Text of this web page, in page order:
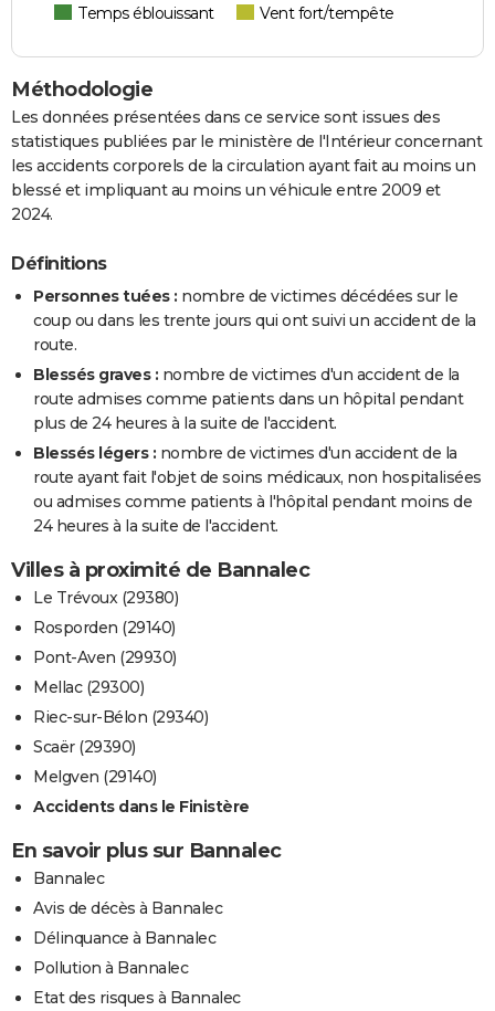
Temps éblouissant
Vent fort/tempête
Méthodologie
Les données présentées dans ce service sont issues des
statistiques publiées par le ministère de l'Intérieur concernant
les accidents corporels de la circulation ayant fait au moins un
blessé et impliquant au moins un véhicule entre 2009 et
2024.
Définitions
Personnes tuées : nombre de victimes décédées sur le
coup ou dans les trente jours qui ont suivi un accident de la
route.
Blessés graves : nombre de victimes d'un accident de la
route admises comme patients dans un hôpital pendant
plus de 24 heures à la suite de l'accident.
Blessés légers : nombre de victimes d'un accident de la
route ayant fait l'objet de soins médicaux, non hospitalisées
ou admises comme patients à l'hôpital pendant moins de
24 heures à la suite de l'accident.
Villes à proximité de Bannalec
Le Trévoux (29380)
Rosporden (29140)
Pont-Aven (29930)
Mellac (29300)
Riec-sur-Bélon (29340)
Scaër (29390)
Melgven (29140)
Accidents dans le Finistère
En savoir plus sur Bannalec
Bannalec
Avis de décès à Bannalec
Délinquance à Bannalec
Pollution à Bannalec
Etat des risques à Bannalec